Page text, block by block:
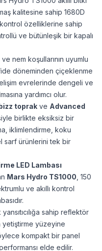
kalitesine sahip 1680D
özelliklerine sahip
ve bütünleşik bir kapalı
ve nem koşullarının uyumlu
döneminden çiçeklenme
evrelerinde dengeli ve
yardımcı olur.
toprak ve Advanced
birlikte eksiksiz bir
iklimlendirme, koku
sarf ürünlerini tek bir
LED Lambası
Mars Hydro TS1000, 150
ve akıllı kontrol
sahip reflektör
yetiştirme yüzeyine
kompakt bir panel
elde edilir.